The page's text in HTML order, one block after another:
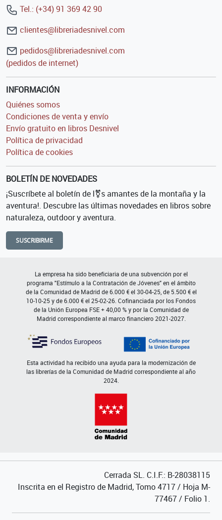
Tel.: (+34) 91 369 42 90
clientes@libreriadesnivel.com
pedidos@libreriadesnivel.com
(pedidos de internet)
INFORMACIÓN
Quiénes somos
Condiciones de venta y envío
Envío gratuito en libros Desnivel
Política de privacidad
Política de cookies
BOLETÍN DE NOVEDADES
¡Suscríbete al boletín de l⚧s amantes de la montaña y la
aventura!. Descubre las últimas novedades en libros sobre
naturaleza, outdoor y aventura.
SUSCRIBIRME
La empresa ha sido beneficiaria de una subvención por el
programa "Estímulo a la Contratación de Jóvenes" en el ámbito
de la Comunidad de Madrid de 6.000 € el 30-04-25, de 5.500 € el
10-10-25 y de 6.000 € el 25-02-26. Cofinanciada por los Fondos
de la Unión Europea FSE + 40,00 % y por la Comunidad de
Madrid correspondiente al marco financiero 2021-2027.
Esta actividad ha recibido una ayuda para la modernización de
las librerías de la Comunidad de Madrid correspondiente al año
2024.
Cerrada SL. C.I.F.: B-28038115
Inscrita en el Registro de Madrid, Tomo 4717 / Hoja M-
77467 / Folio 1.